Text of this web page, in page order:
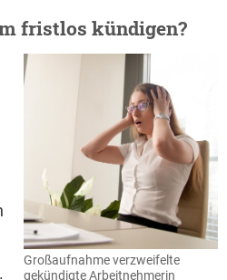
fristlos kündigen?
Großaufnahme verzweifelte
gekündigte Arbeitnehmerin